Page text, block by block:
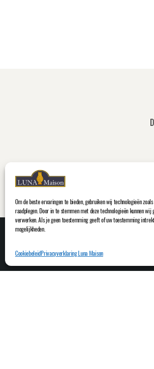
Om de beste ervaringen te bieden, gebruiken wij technologieën
raadplegen. Door in te stemmen met deze technologieën kunnen wij
verwerken. Als je geen toestemming geeft of uw toestemming
mogelijkheden.
CookiebeleidPrivacyverklaring Luna Maison